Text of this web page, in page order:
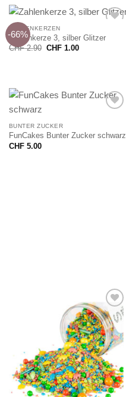
-66%
ZAHLENKERZEN
Zahlenkerze 3, silber Glitzer
CHF2.90 Ursprünglicher
CHF1.00Aktueller
BUNTER ZUCKER
FunCakes Bunter Zucker schwarz
CHF5.00